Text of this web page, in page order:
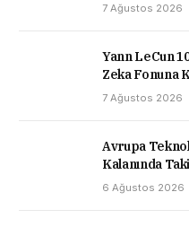
7 Ağustos 2026
Yann LeCun
Zeka Fonuna
7 Ağustos 2026
Avrupa
Kalanında
6 Ağustos 2026